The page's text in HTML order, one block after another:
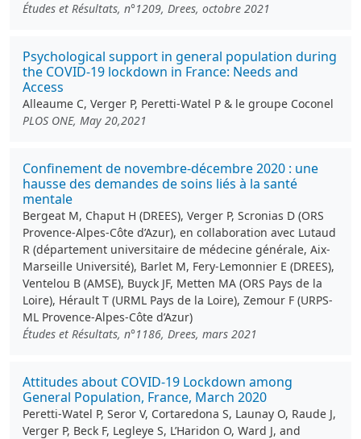
Études et Résultats, n°1209, Drees, octobre 2021
Psychological support in general population during
the COVID-19 lockdown in France: Needs and
Access
Alleaume C, Verger P, Peretti-Watel P & le groupe Coconel
PLOS ONE, May 20,2021
Confinement de novembre-décembre 2020 : une
hausse des demandes de soins liés à la santé
mentale
Bergeat M, Chaput H (DREES), Verger P, Scronias D (ORS
Provence-Alpes-Côte d’Azur), en collaboration avec Lutaud
R (département universitaire de médecine générale, Aix-
Marseille Université), Barlet M, Fery-Lemonnier E (DREES),
Ventelou B (AMSE), Buyck JF, Metten MA (ORS Pays de la
Loire), Hérault T (URML Pays de la Loire), Zemour F (URPS-
ML Provence-Alpes-Côte d’Azur)
Études et Résultats, n°1186, Drees, mars 2021
Attitudes about COVID-19 Lockdown among
General Population, France, March 2020
Peretti-Watel P, Seror V, Cortaredona S, Launay O, Raude J,
Verger P, Beck F, Legleye S, L’Haridon O, Ward J, and